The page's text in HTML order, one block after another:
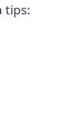
tips: